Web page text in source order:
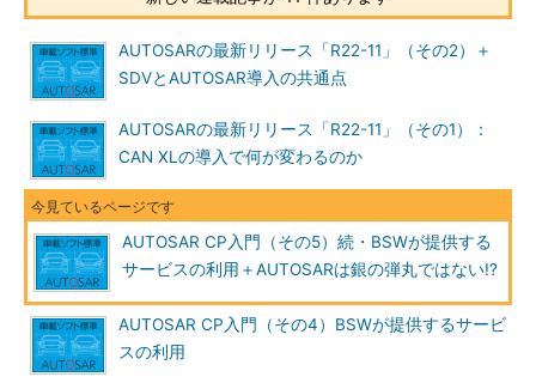
AUTOSARの最新リリース「R22-11」（その2）＋
SDVとAUTOSAR導入の共通点
AUTOSARの最新リリース「R22-11」（その1）：
CAN XLの導入で何が変わるのか
AUTOSAR CP入門（その5）続・BSWが提供する
サービスの利用＋AUTOSARは銀の弾丸ではない!?
AUTOSAR CP入門（その4）BSWが提供するサービ
スの利用